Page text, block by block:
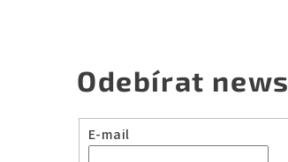
Odebírat
E-mail